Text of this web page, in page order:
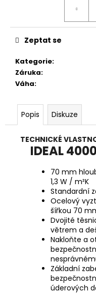
Kategorie:
Záruka:
Váha:
Zeptat se
Popis Diskuze
TECHNICKÉ
IDEAL
70 mm
1,3 W / m²K
Standardní
Ocelový
šířkou 70
Dvojité
větrem a
Nakloňte a
Základní
úderových
Kč
24
Kč